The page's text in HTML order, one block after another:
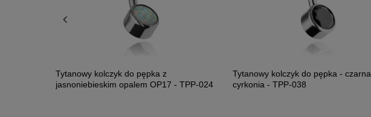
Tytanowy kolczyk do pępka z
jasnoniebieskim opalem OP17 - TPP-024
Tytanowy kolczyk do pępka - czarna
cyrkonia - TPP-038